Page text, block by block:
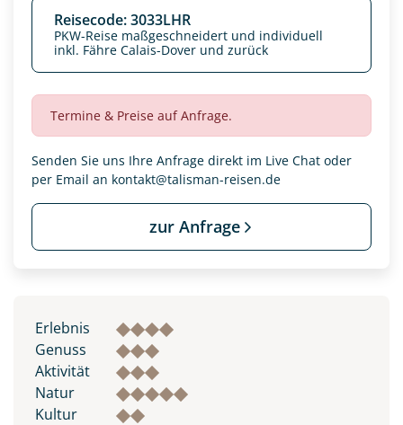
Reisecode: 3033LHR
PKW-Reise maßgeschneidert und individuell
inkl. Fähre Calais-Dover und zurück
Termine & Preise auf Anfrage.
Senden Sie uns Ihre Anfrage direkt im Live Chat oder
per Email an kontakt@talisman-reisen.de
zur Anfrage
Erlebnis
Genuss
Aktivität
Natur
Kultur